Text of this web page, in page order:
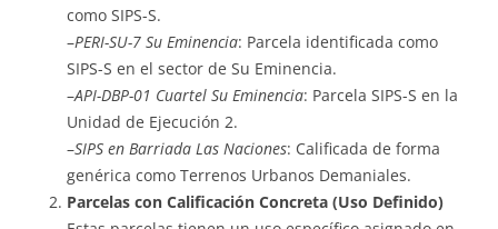
como SIPS-S.
–PERI-SU-7 Su Eminencia: Parcela identificada como
SIPS-S en el sector de Su Eminencia.
–API-DBP-01 Cuartel Su Eminencia: Parcela SIPS-S en la
Unidad de Ejecución 2.
–SIPS en Barriada Las Naciones: Calificada de forma
genérica como Terrenos Urbanos Demaniales.
Parcelas con Calificación Concreta (Uso Definido)